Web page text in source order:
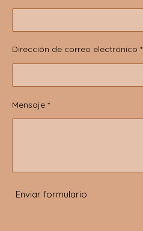
Dirección de correo electrónico *
Mensaje *
Enviar formulario